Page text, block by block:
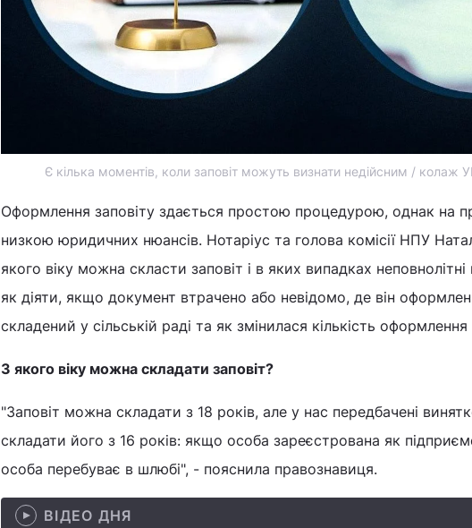
Є кілька моментів, коли заповіт можуть визнати недійсним / колаж
Оформлення заповіту здається простою процедурою, однак на
низкою юридичних нюансів. Нотаріус та голова комісії НПУ
якого віку можна скласти заповіт і в яких випадках
як діяти, якщо документ втрачено або невідомо, де він
складений у сільській раді та як змінилася кількість оформлення
З якого віку можна складати заповіт?
"Заповіт можна складати з 18 років, але у нас передбачені
складати його з 16 років: якщо особа зареєстрована як
особа перебуває в шлюбі", - пояснила правознавиця.
ВІДЕО ДНЯ